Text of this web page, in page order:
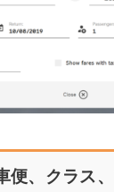
便、クラス